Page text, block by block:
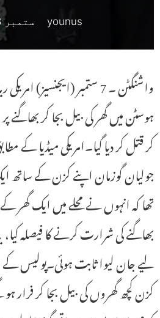
younus ستمبر 8, 2025
واشنگٹن ۔ 7 ستمبر
جولیان گوزمان اپنے کزن کے ساتھ
تھا کہ انہوں نے محلے میں ایک گھر
بھاگنے کی شرارت کرنے کا فیصلہ
لیے جان لیوا ثابت ہوئی۔پولیس